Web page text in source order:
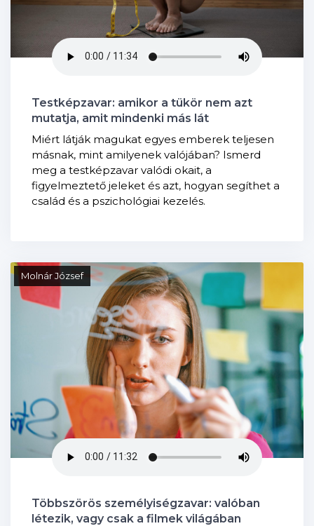
Testképzavar: amikor a tükör nem azt
mutatja, amit mindenki más lát
Miért látják magukat egyes emberek teljesen
másnak, mint amilyenek valójában? Ismerd
meg a testképzavar valódi okait, a
figyelmeztető jeleket és azt, hogyan segíthet a
család és a pszichológiai kezelés.
Molnár József
Többszörös személyiségzavar: valóban
létezik, vagy csak a filmek világában